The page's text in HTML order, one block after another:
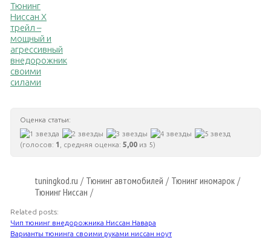
Тюнинг
Ниссан Х
трейл –
мощный и
агрессивный
внедорожник
своими
силами
Оценка статьи:
(голосов: 1 , средняя оценка: 5,00 из 5)
tuningkod.ru / Тюнинг автомобилей / Тюнинг иномарок /
Тюнинг Ниссан /
Related posts:
Чип тюнинг внедорожника Ниссан Навара
Варианты тюнинга своими руками ниссан ноут